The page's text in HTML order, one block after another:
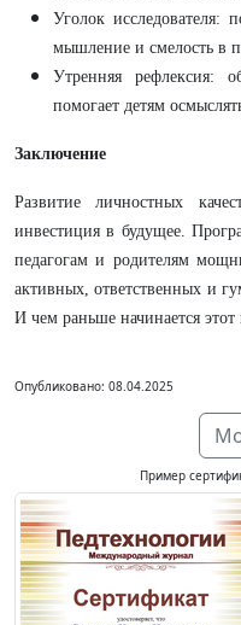
Уголок исследователя:
мышление и смелость в
Утренняя рефлексия:
помогает детям
Заключение
Развитие личностных
инвестиция в будущее.
педагогам и родителям
активных, ответственных и
И чем раньше начинается
Опубликовано: 08.04.2025
Пример